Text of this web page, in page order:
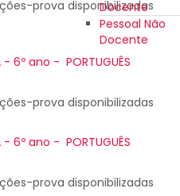
Docente
Pessoal Não
Docente
prova disponibilizadas
ano - PORTUGUÊS
prova disponibilizadas
ano - PORTUGUÊS
prova disponibilizadas